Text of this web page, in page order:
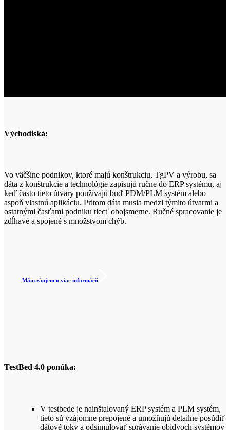
Východiská:
Vo väčšine podnikov, ktoré majú konštrukciu, TgPV a výrobu, sa
dáta z konštrukcie a technológie zapisujú ručne do ERP systému, aj
keď často tieto útvary používajú buď PDM/PLM systém alebo
aspoň vlastnú aplikáciu. Pritom dáta musia medzi týmito útvarmi a
ostatnými časťami podniku tiecť obojsmerne. Ručné spracovanie je
zdĺhavé a spojené s množstvom chýb.
Mám záujem o viac informácií
TestBed 4.0 ponúka:
V testbede je nainštalovaný ERP systém a PLM systém,
tieto sú vzájomne prepojené a umožňujú detailne posúdiť
dátové toky a odsimulovať správanie obidvoch systémov